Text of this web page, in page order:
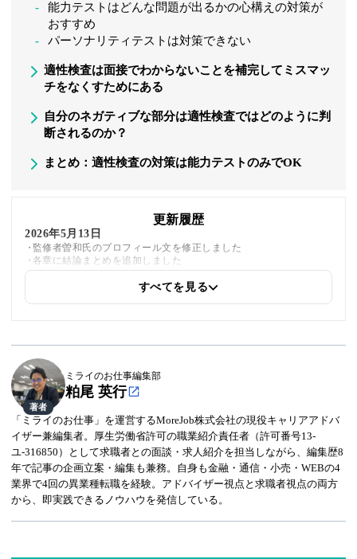
能力テストはどんな問題が出るかの心構えの対策が
おすすめ
パーソナリティテストは対策できない
適性検査は面接でわからないことを補完してミスマッ
チをなくすためにある
自分のネガティブな部分は適性検査ではどのように判
断されるのか？
まとめ：適性検査の対策は能力テストのみでOK
更新履歴
2026年5月13日
監修者曽和氏のプロフィール文を修正しました
各章に結論まとめを追加しました
2025年11月25日
すべてを見る
著者
ミライのお仕事編集部
粕尾 英行
「ミライのお仕事」を運営するMoreJob株式会社の現役キャリアアドバ
イザー兼編集者。厚生労働省許可の職業紹介責任者（許可番号13-
ユ-316850）として求職者との面談・求人紹介を担当しながら、編集歴8
年で記事の企画立案・編集も兼務。自身も金融・通信・小売・WEBの4
業界で4回の異業種転職を経験。アドバイザー視点と求職者視点の両方
から、即実践できるノウハウを発信している。